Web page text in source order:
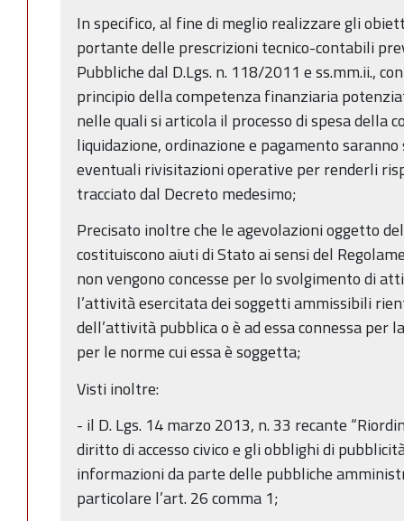
In specifico, al fine di meglio realizzare gli
portante delle prescrizioni tecnico-contabili
Pubbliche dal D.Lgs. n. 118/2011 e ss.mm.ii.,
principio della competenza finanziaria
nelle quali si articola il processo di spesa della
liquidazione, ordinazione e pagamento
eventuali rivisitazioni operative per renderli
tracciato dal Decreto medesimo;
Precisato inoltre che le agevolazioni oggetto
costituiscono aiuti di Stato ai sensi del
non vengono concesse per lo svolgimento di
l’attività esercitata dei soggetti ammissibili
dell’attività pubblica o è ad essa connessa per
per le norme cui essa è soggetta;
Visti inoltre:
- il D. Lgs. 14 marzo 2013, n. 33 recante
diritto di accesso civico e gli obblighi di
informazioni da parte delle pubbliche
particolare l’art. 26 comma 1;